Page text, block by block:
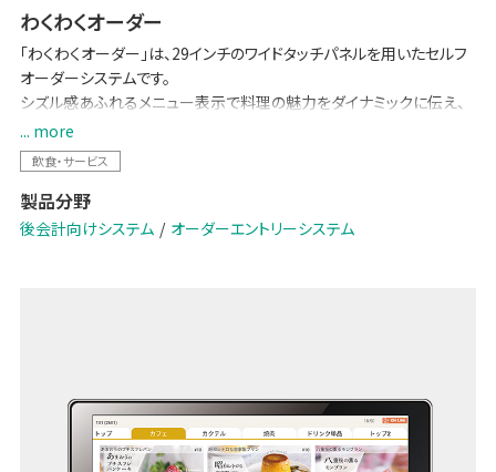
わくわくオーダー
「わくわくオーダー」は、29インチのワイドタッチパネルを用いたセルフ
オーダーシステムです。
シズル感あふれるメニュー表示で料理の魅力をダイナミックに伝え、
直感的な操作で楽しく選べる新しい食事体験を提供。ペーパーレス化
によるコスト削減やオペレーション効率向上にも貢献し、飲食店とお
客様の双方に新たな価値をもたらします。
セルフオーダーを、探して注文する“作業”から、見て・感じて・楽しく選
... more
飲食・サービス
製品分野
後会計向けシステム オーダーエントリーシステム